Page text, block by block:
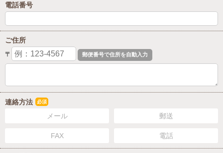
電話番号
ご住所
〒
連絡方法 必須
メール 郵送
FAX 電話